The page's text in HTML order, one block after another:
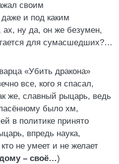
своим
и под каким
ну да, он же безумен,
для сумасшедших?…
«Убить дракона»
все, кого я спасал,
же, славный рыцарь, ведь
было хм,
в политике принято
впредь наука,
не умеет и не желает
– своё…)